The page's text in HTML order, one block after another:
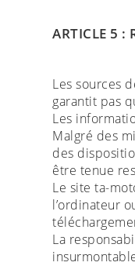
ARTICLE 5
Les sources
garantit pas
Les
Malgré des
des
être tenue
Le site ta-
l’ordinateur
La